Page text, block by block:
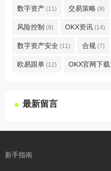
数字资产 (11) 交易策略 (9)
风险控制 (9) OKX资讯 (14)
数字资产安全 (11) 合规 (7)
欧易跟单 (12) OKX官网下载
最新留言
新手指南